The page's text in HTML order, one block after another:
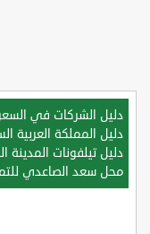
دليل الشركات في
دليل المملكة العربية
دليل تيلفونات المدينة
محل سعد الصاعدي